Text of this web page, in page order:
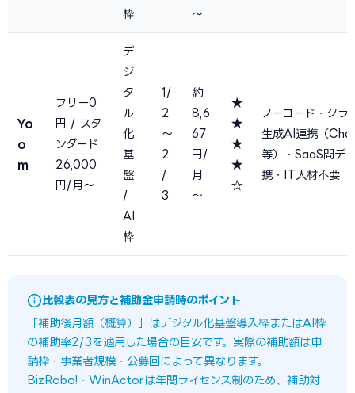
枠
〜
Yo
o
m
フリー0
円 / スタ
ンダード
26,000
円/月〜
デ
ジ
タ
ル
化
基
盤
/
AI
枠
1/
2
〜
2
/
3
約
8,6
67
円/
月
〜
★
★
★
★
☆
ノーコード・クラ
生成AI連携（
等）・SaaS間デ
携・IT人材不要
比較表の見方と補助金申請時のポイント
「補助後月額（概算）」はデジタル化基盤導入枠またはAI枠
の補助率2/3を適用した場合の目安です。実際の補助額は申
請枠・事業者規模・公募回によって異なります。
BizRobo!・WinActorは年間ライセンス制のため、補助対